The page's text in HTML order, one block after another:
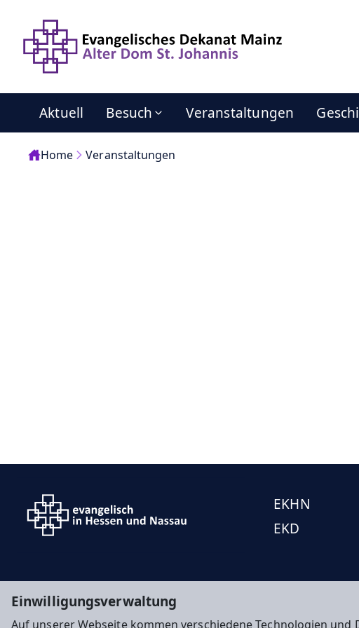
Einwilligungsverwaltung
Auf unserer Webseite kommen verschiedene Technologien und
Aktuell Besuch Veranstaltungen
Home Veranstaltungen
EKHN
EKD